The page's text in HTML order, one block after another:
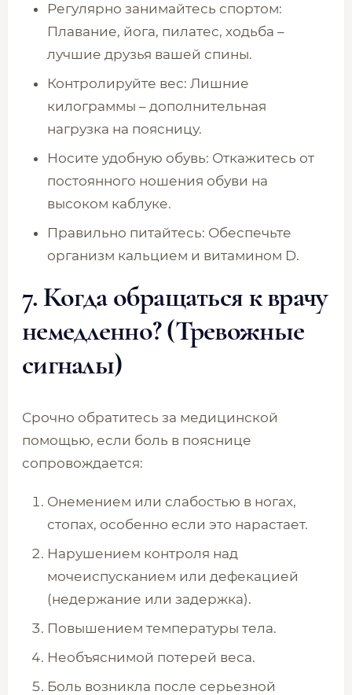
Регулярно занимайтесь спортом:
Плавание, йога, пилатес, ходьба –
лучшие друзья вашей спины.
Контролируйте вес: Лишние
килограммы – дополнительная
нагрузка на поясницу.
Носите удобную обувь: Откажитесь от
постоянного ношения обуви на
высоком каблуке.
Правильно питайтесь: Обеспечьте
организм кальцием и витамином D.
7.Когда обращаться к врачу
немедленно?(Тревожные
сигналы)
Срочно обратитесь за медицинской
помощью, если боль в пояснице
сопровождается:
Онемением или слабостью в ногах,
стопах, особенно если это нарастает.
Нарушением контроля над
мочеиспусканием или дефекацией
(недержание или задержка).
Повышением температуры тела.
Необъяснимой потерей веса.
Боль возникла после серьезной